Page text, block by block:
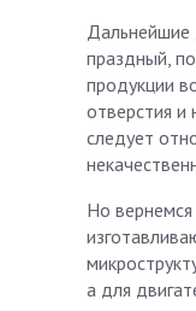
Дальнейшие
праздный,
продукции
отверстия
следует
Но
а для